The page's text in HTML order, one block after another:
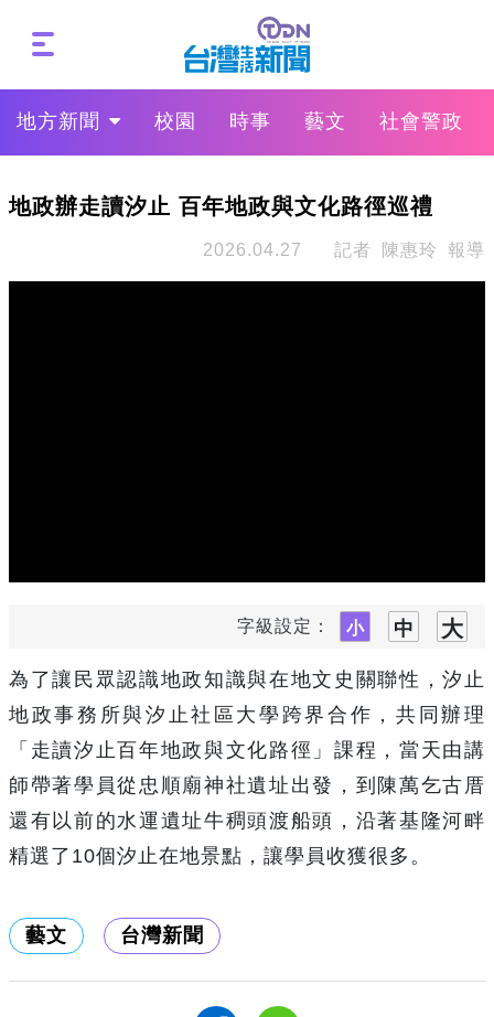
地方新聞 校園 時事 藝文 社會警政
地政辦走讀汐止 百年地政與文化路徑巡禮
2026.04.27 記者 陳惠玲 報導
字級設定：
為了讓民眾認識地政知識與在地文史關聯性，汐止
地政事務所與汐止社區大學跨界合作，共同辦理
「走讀汐止百年地政與文化路徑」課程，當天由講
師帶著學員從忠順廟神社遺址出發，到陳萬乞古厝
還有以前的水運遺址牛稠頭渡船頭，沿著基隆河畔
精選了 10個汐止在地景點，讓學員收獲很多。
藝文 台灣新聞